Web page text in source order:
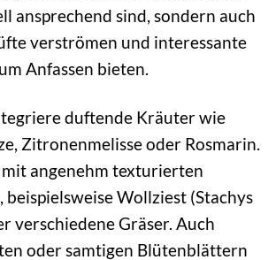
ansprechend sind, sondern auch
verströmen und interessante
Anfassen bieten.
duftende Kräuter wie
Zitronenmelisse oder Rosmarin.
mit angenehm texturierten
Wollziest (Stachys
verschiedene Gräser. Auch
oder samtigen Blütenblättern